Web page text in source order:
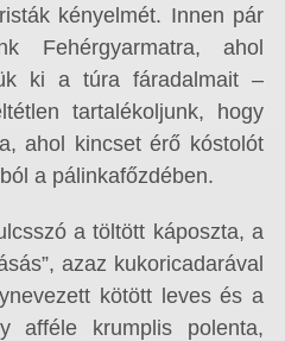
kényelmét. Innen pár
Fehérgyarmatra, ahol
ki a túra fáradalmait –
tartalékoljunk, hogy
ahol kincset érő kóstolót
a pálinkafőzdében.
a töltött káposzta, a
azaz kukoricadarával
kötött leves és a
afféle krumplis polenta,